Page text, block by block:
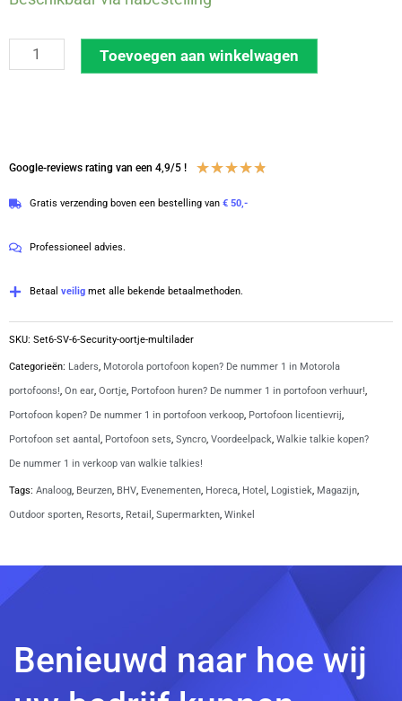
6
Syncro
446-
met
security
en
lader
|
SV-
6
aantal
Toevoegen aan winkelwagen
Google-reviews rating van een 4,9/5 ! ★★★★★
Gratis verzending boven een bestelling van € 50,-
Professioneel advies.
Betaal veilig met alle bekende betaalmethoden.
SKU: Set6-SV-6-Security-oortje-multilader
Categorieën: Laders Motorola portofoon kopen? De nummer 1 in Motorola
portofoons! On ear Oortje Portofoon huren? De nummer 1 in portofoon verhuur!
Portofoon kopen? De nummer 1 in portofoon verkoop Portofoon licentievrij
Portofoon set aantal Portofoon sets Syncro Voordeelpack Walkie talkie kopen?
De nummer 1 in verkoop van walkie talkies!
Tags: Analoog Beurzen BHV Evenementen Horeca Hotel Logistiek Magazijn
Outdoor sporten Resorts Retail Supermarkten Winkel
Benieuwd naar hoe wij